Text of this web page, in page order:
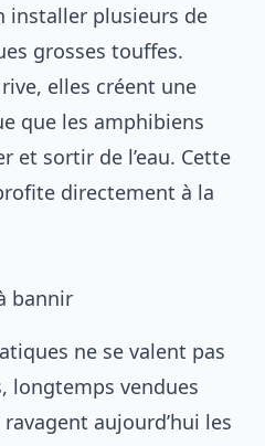
installer plusieurs de
grosses touffes.
elles créent une
que les amphibiens
et sortir de l’eau. Cette
directement à la
bannir
ne se valent pas
longtemps vendues
aujourd’hui les